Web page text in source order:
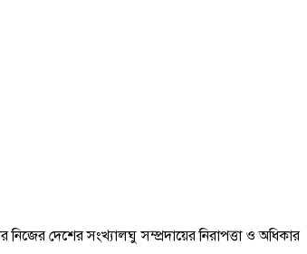
দেশের সংখ্যালঘু সম্প্রদায়ের নিরাপত্তা ও অধিকার